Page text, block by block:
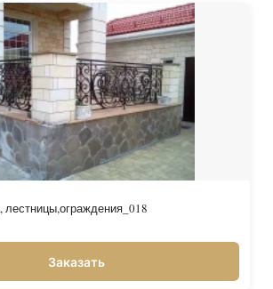
лестницы,ограждения_018
Заказать